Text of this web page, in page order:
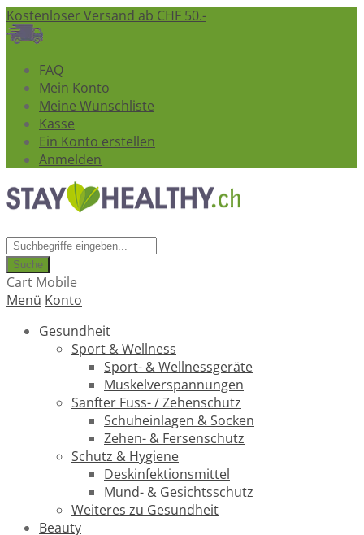
Kostenloser Versand ab CHF 50.-
FAQ
Mein Konto
Meine Wunschliste
Kasse
Ein Konto erstellen
Anmelden
Suche
Cart Mobile
Menü Konto
Gesundheit
Sport & Wellness
Sport- & Wellnessgeräte
Muskelverspannungen
Sanfter Fuss- / Zehenschutz
Schuheinlagen & Socken
Zehen- & Fersenschutz
Schutz & Hygiene
Deskinfektionsmittel
Mund- & Gesichtsschutz
Weiteres zu Gesundheit
Beauty